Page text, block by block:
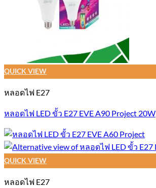
QUICK VIEW
หลอดไฟ E27
หลอดไฟ LED ขั้ว E27 EVE A90 Project 20W
QUICK VIEW
หลอดไฟ E27